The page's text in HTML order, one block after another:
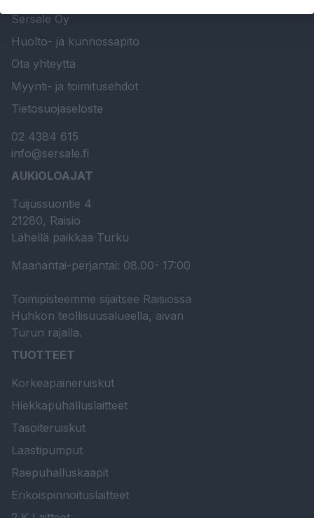
Sersale Oy
Huolto- ja kunnossapito
Ota yhteyttä
Myynti- ja toimitusehdot
Tietosuojaseloste
02 4384 615
info@sersale.fi
AUKIOLOAJAT
Tuijussuontie 4
21280, Raisio
Lähellä paikkaa Turku
Maanantai-perjantai: 08.00- 17:00
Toimipisteemme sijaitsee Raisiossa
Huhkon teollisuusalueella, aivan
Turun rajalla.
TUOTTEET
Korkeapaineruiskut
Hiekkapuhalluslaitteet
Tasoiteruiskut
Laastipumput
Raepuhalluskaapit
Erikoispinnoituslaitteet